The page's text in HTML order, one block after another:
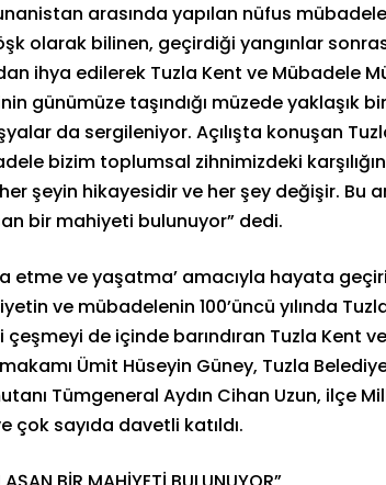
arasında yapılan nüfus
olarak bilinen, geçirdiği yangınlar
ihya edilerek Tuzla Kent ve Mübadele
günümüze taşındığı müzede yaklaşık
da sergileniyor. Açılışta konuşan
bizim toplumsal zihnimizdeki
şeyin hikayesidir ve her şey değişir. Bu
bir mahiyeti bulunuyor” dedi.
etme ve yaşatma’ amacıyla hayata
ve mübadelenin 100’üncü yılında
çeşmeyi de içinde barındıran Tuzla Kent
Ümit Hüseyin Güney, Tuzla
Tümgeneral Aydın Cihan Uzun, ilçe
çok sayıda davetli katıldı.